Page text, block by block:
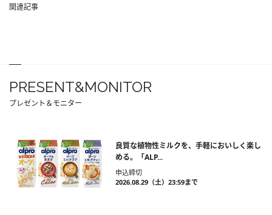
関連記事
PRESENT&MONITOR
プレゼント＆モニター
良質な植物性ミルクを、手軽においしく楽し
める。「ALP...
申込締切
2026.08.29（土）23:59まで